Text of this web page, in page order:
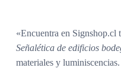
«Encuentra en Signshop.cl
Señalética de edificios
materiales y luminiscencias.